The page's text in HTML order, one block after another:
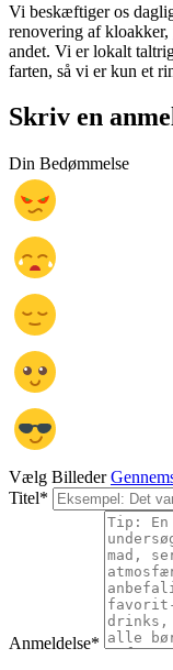
Vi beskæftiger os
renovering af kloakker,
andet. Vi er lokalt
farten, så vi er kun et
Skriv en
Din Bedømmelse
Vælg Billeder
Titel*
Anmeldelse*